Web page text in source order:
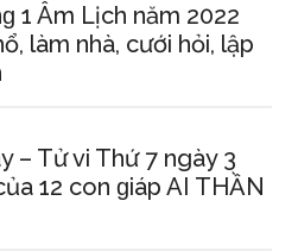
1 Âm Lịch năm 2022
làm nhà, cưới hỏi, lập
– Tử vi Thứ 7 ngày 3
12 con ɡiáp AI THẦN